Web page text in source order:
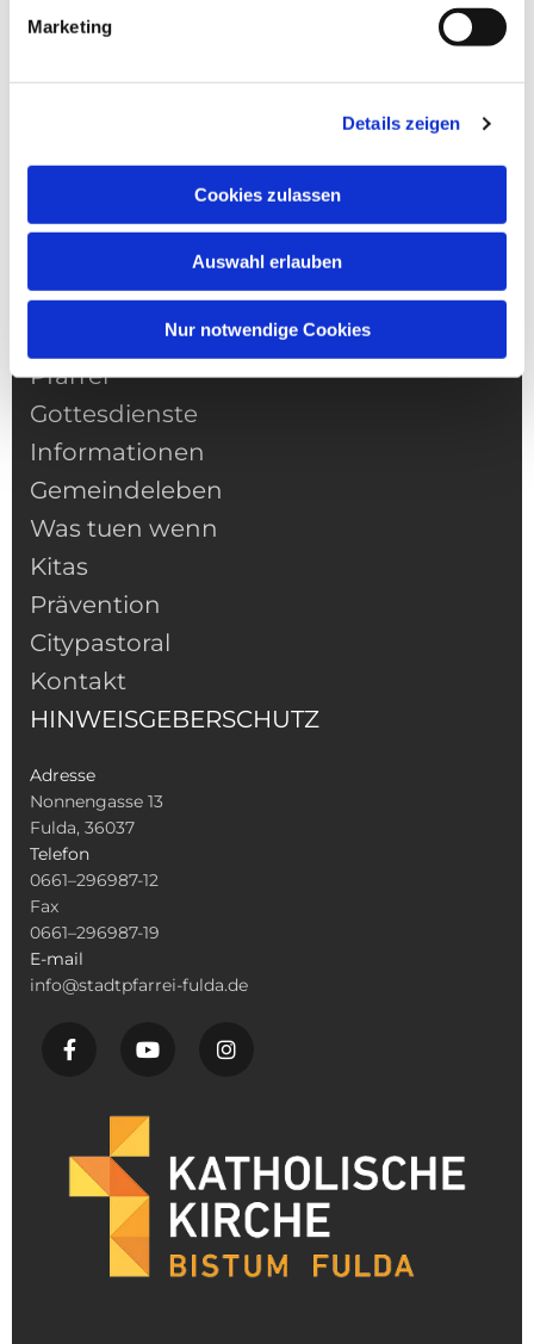
Marketing
Details zeigen
Cookies zulassen
Auswahl erlauben
Nur notwendige Cookies
NAVIGATION
Pfarrei
Gottesdienste
Informationen
Gemeindeleben
Was tuen wenn
Kitas
Prävention
Citypastoral
Kontakt
HINWEISGEBERSCHUTZ
Adresse
Nonnengasse 13
Fulda, 36037
Telefon
0661–296987-12
Fax
0661–296987-19
E-mail
info@stadtpfarrei-fulda.de